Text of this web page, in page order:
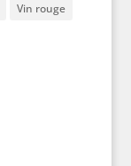
Vin rouge